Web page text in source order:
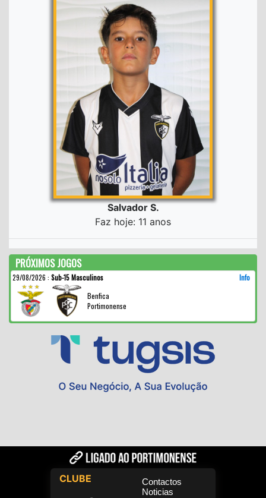
Salvador S.
Faz hoje: 11 anos
PRÓXIMOS JOGOS
29/08/2026 : Sub-15 Masculinos
Info
Benfica
Portimonense
CLUBE
Contactos
Noticias